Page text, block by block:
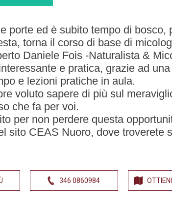
porte ed è subito tempo di bosco,
torna il corso di base di
Daniele Fois -Naturalista &
e pratica, grazie ad
e lezioni pratiche in aula.
voluto sapere di più sul
che fa per voi.
per non perdere questa
sito CEAS Nuoro, dove troverete
346 0860984
OTTIENI